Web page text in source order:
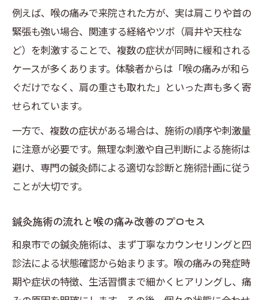
例えば、喉の痛みで来院された方が、実は肩こりや首の
緊張も強い場合、関連する経絡やツボ（肩井や天柱な
ど）を刺激することで、複数の症状が同時に緩和される
ケースが多くあります。体験者からは「喉の痛みが和ら
ぐだけでなく、肩の重さも取れた」といった声も多く寄
せられています。
一方で、複数の症状がある場合は、施術の順序や刺激量
に注意が必要です。無理な刺激や自己判断による施術は
避け、専門の鍼灸師による適切な診断と施術計画に従う
ことが大切です。
鍼灸施術の流れと喉の痛み改善のプロセス
和泉市での鍼灸施術は、まず丁寧なカウンセリングと四
診法による状態確認から始まります。喉の痛みの発症時
期や症状の特徴、生活習慣まで細かくヒアリングし、痛